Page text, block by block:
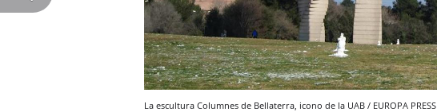
La escultura Columnes de Bellaterra, icono de la UAB / EUROPA PRESS